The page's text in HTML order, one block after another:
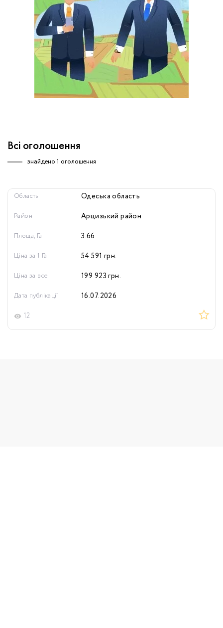
Всі оголошення
знайдено 1 оголошення
Область Одеська область
Район Арцизький район
Площа, Га 3.66
Ціна за 1 Га 54 591 грн.
Ціна за все 199 923 грн.
12
Дата публікації 16.07.2026
Немає облікового запису?
Зареєструватися
УВІЙТИ
обробку персональних даних.
ЗАМОВИТИ КОНСУЛЬТАЦІЮ